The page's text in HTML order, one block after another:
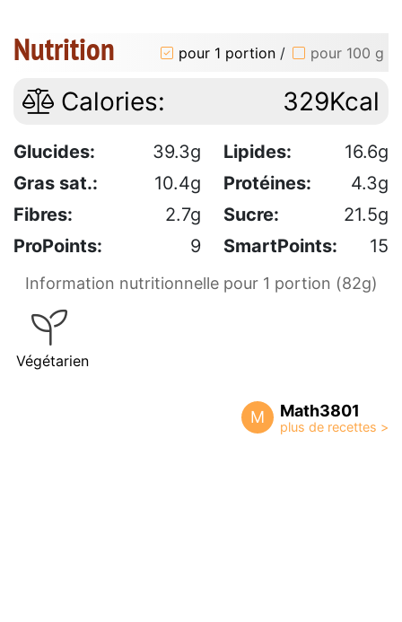
Nutrition pour 1 portion / pour 100 g
Calories: 329Kcal
Glucides: 39.3g Lipides:
16.6g
Gras sat.:
10.4g Protéines:
4.3g
Fibres:
2.7g Sucre:
21.5g
ProPoints:
9 SmartPoints: 15
Information nutritionnelle pour 1 portion (82g)
Végétarien
M Math3801